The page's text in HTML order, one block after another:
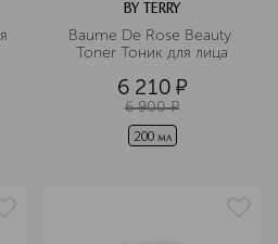
BY TERRY
Baume De Rose Beauty
Toner Тоник для лица
6 210 ¤
6 900 ¤
200 мл